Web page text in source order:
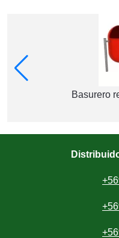
Basurero